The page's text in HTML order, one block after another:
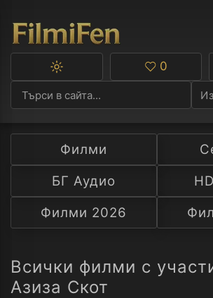
Ф
С
А
Превключване
тъмна
тема
Любими
0
Филми
БГ Аудио
Филми 2026
Всички филми с
Азиза Скот